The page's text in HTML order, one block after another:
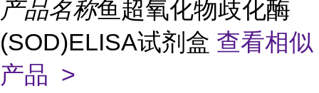
产品名称鱼超氧化物歧化酶
(SOD)ELISA试剂盒 查看相似
产品 >